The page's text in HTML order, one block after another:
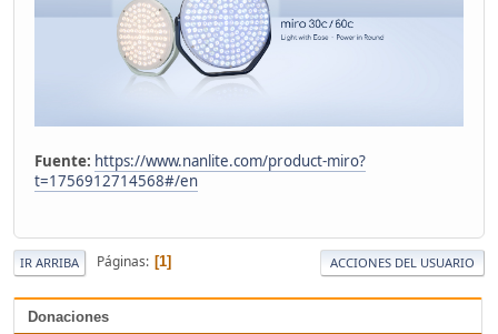
Donaciones
Fuente: https://www.nanlite.com/product-miro?
t=1756912714568#/en
IR ARRIBA Páginas 1 ACCIONES DEL USUARIO